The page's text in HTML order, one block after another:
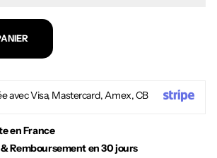
avec Visa, Mastercard, Amex, CB
en France
Remboursement en 30 jours